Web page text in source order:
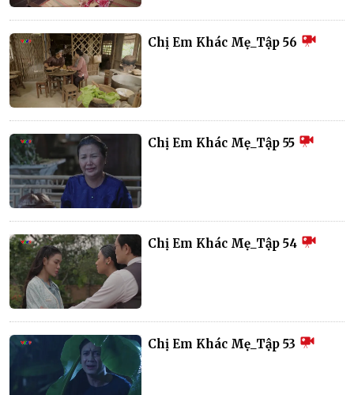
Chị Em Khác Mẹ_Tập 56
Chị Em Khác Mẹ_Tập 55
Chị Em Khác Mẹ_Tập 54
Chị Em Khác Mẹ_Tập 53